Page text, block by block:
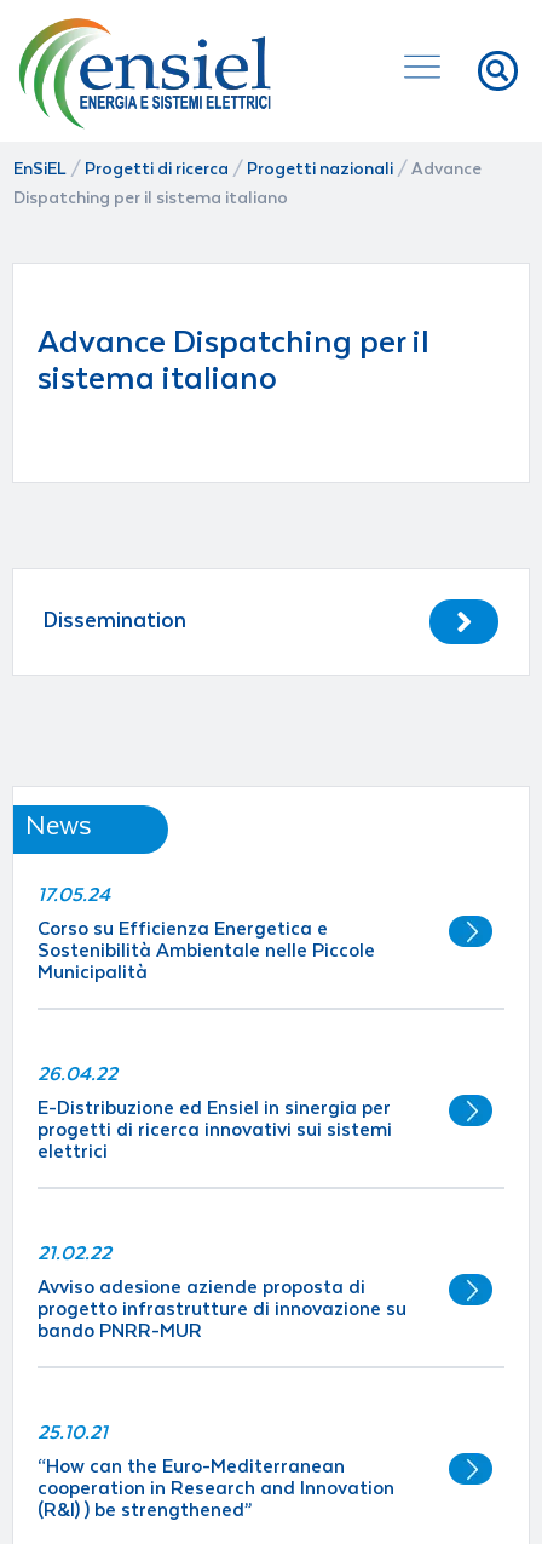
EnSiEL / Progetti di ricerca / Progetti nazionali / Advance
Dispatching per il sistema italiano
Advance Dispatching per il
sistema italiano
Dissemination
News
17.05.24
Corso su Efficienza Energetica e
Sostenibilità Ambientale nelle Piccole
Municipalità
26.04.22
E-Distribuzione ed Ensiel in sinergia per
progetti di ricerca innovativi sui sistemi
elettrici
21.02.22
Avviso adesione aziende proposta di
progetto infrastrutture di innovazione su
bando PNRR-MUR
25.10.21
“How can the Euro-Mediterranean
cooperation in Research and Innovation
(R&I) ) be strengthened”